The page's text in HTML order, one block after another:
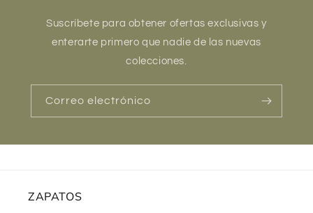
Suscríbete para obtener ofertas exclusivas y
enterarte primero que nadie de las nuevas
colecciones.
Correo electrónico
ZAPATOS